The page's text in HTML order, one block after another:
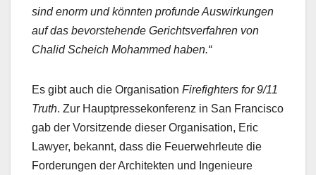
sind enorm und könnten profunde Auswirkungen
auf das bevorstehende Gerichtsverfahren von
Chalid Scheich Mohammed haben.“
Es gibt auch die Organisation Firefighters for 9/11
Truth. Zur Hauptpressekonferenz in San Francisco
gab der Vorsitzende dieser Organisation, Eric
Lawyer, bekannt, dass die Feuerwehrleute die
Forderungen der Architekten und Ingenieure